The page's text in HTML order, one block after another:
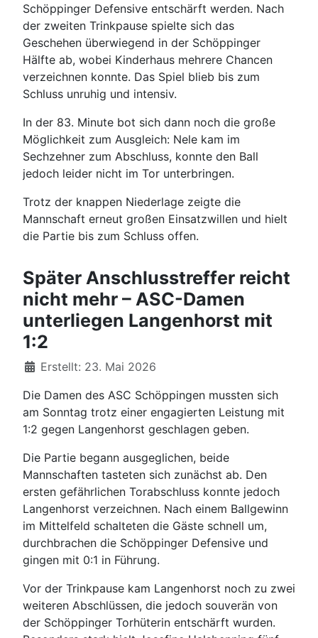
Schöppinger Defensive entschärft werden. Nach
der zweiten Trinkpause spielte sich das
Geschehen überwiegend in der Schöppinger
Hälfte ab, wobei Kinderhaus mehrere Chancen
verzeichnen konnte. Das Spiel blieb bis zum
Schluss unruhig und intensiv.
In der 83. Minute bot sich dann noch die große
Möglichkeit zum Ausgleich: Nele kam im
Sechzehner zum Abschluss, konnte den Ball
jedoch leider nicht im Tor unterbringen.
Trotz der knappen Niederlage zeigte die
Mannschaft erneut großen Einsatzwillen und hielt
die Partie bis zum Schluss offen.
Später Anschlusstreffer reicht
nicht mehr – ASC-Damen
unterliegen Langenhorst mit
1:2
DetailsErstellt: 23. Mai 2026
Die Damen des ASC Schöppingen mussten sich
am Sonntag trotz einer engagierten Leistung mit
1:2 gegen Langenhorst geschlagen geben.
Die Partie begann ausgeglichen, beide
Mannschaften tasteten sich zunächst ab. Den
ersten gefährlichen Torabschluss konnte jedoch
Langenhorst verzeichnen. Nach einem Ballgewinn
im Mittelfeld schalteten die Gäste schnell um,
durchbrachen die Schöppinger Defensive und
gingen mit 0:1 in Führung.
Vor der Trinkpause kam Langenhorst noch zu zwei
weiteren Abschlüssen, die jedoch souverän von
der Schöppinger Torhüterin entschärft wurden.